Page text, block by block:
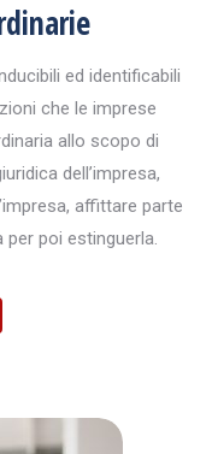
ed identificabili
che le imprese
allo scopo di
dell’impresa,
affittare parte
per poi estinguerla.